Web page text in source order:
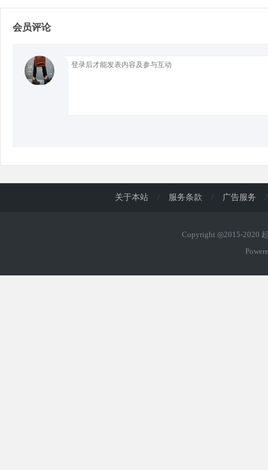
d
会员评论
关于本站 / 服务条款 / 广告服务 /
Copyright ◎2015-2020